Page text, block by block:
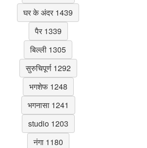
घर के अंदर 1439
पैर 1339
बिल्ली 1305
सुरुचिपूर्ण 1292
भगशेफ 1248
भगनासा 1241
studio 1203
नंगा 1180